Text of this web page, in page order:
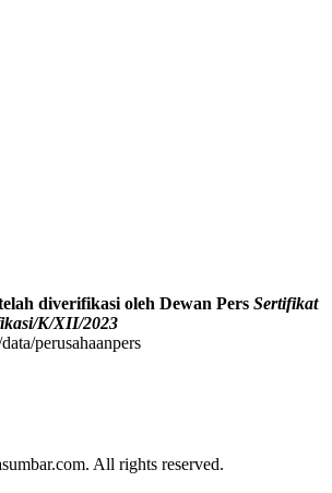
diverifikasi oleh Dewan Pers Sertifikat
K/XII/2023
perusahaanpers
All rights reserved.